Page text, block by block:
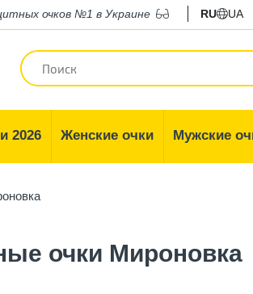
очков №1 в Украине RU UA
2026 Женские очки Мужские
очки Мироновка